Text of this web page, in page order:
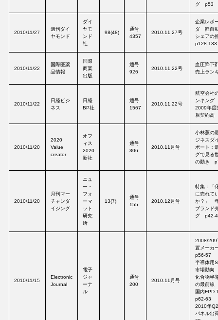
グ p53
2010/11/27
週刊ダイ
ヤモンド
ダイ
ヤモ
ンド
社
98(48)
通号
4357
2010.11.27号
企業レポ
ダ 軽自
シェア
p128-133
2010/11/22
国際医薬
品情報
国際
商業
出版
通号
926
2010.11.22号
血圧降下
売上ラン
2010/11/22
日経ビジ
ネス
日経
BP社
通号
1567
2010.11.22号
航空会社
ンキン
2009年度
規契約
2010/11/20
2020
Value
creator
オフ
ィス
2020
新社
通号
306
2010.11月号
小林薫の
ジネスダ
ポート：
グで見る
の動き
2010/11/20
月刊マー
チャンダ
イジング
ニュ
ー・
フォ
ーマ
ット
研究
所
13(7)
通号
155
2010.12月号
特集：「
に売れて
か？」
ブランド
グ p42-
2010/11/15
Electronic
Journal
電子
ジャ
ーナ
ル
通号
200
2010.11月号
2008/209
置メー
p56-57
半導体用
市場動
化合物半
の最前
国内
p62-63
2010年
パネル出